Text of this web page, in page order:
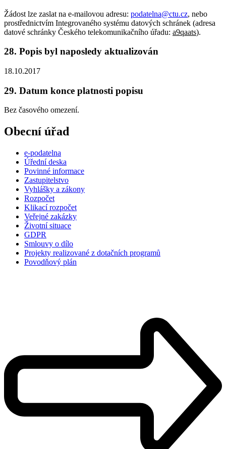
Žádost lze zaslat na e-mailovou adresu: podatelna@ctu.cz, nebo
prostřednictvím Integrovaného systému datových schránek (adresa
datové schránky Českého telekomunikačního úřadu: a9qaats).
28. Popis byl naposledy aktualizován
18.10.2017
29. Datum konce platnosti popisu
Bez časového omezení.
Obecní úřad
e-podatelna
Úřední deska
Povinné informace
Zastupitelstvo
Vyhlášky a zákony
Rozpočet
Klikací rozpočet
Veřejné zakázky
Životní situace
GDPR
Smlouvy o dílo
Projekty realizované z dotačních programů
Povodňový plán